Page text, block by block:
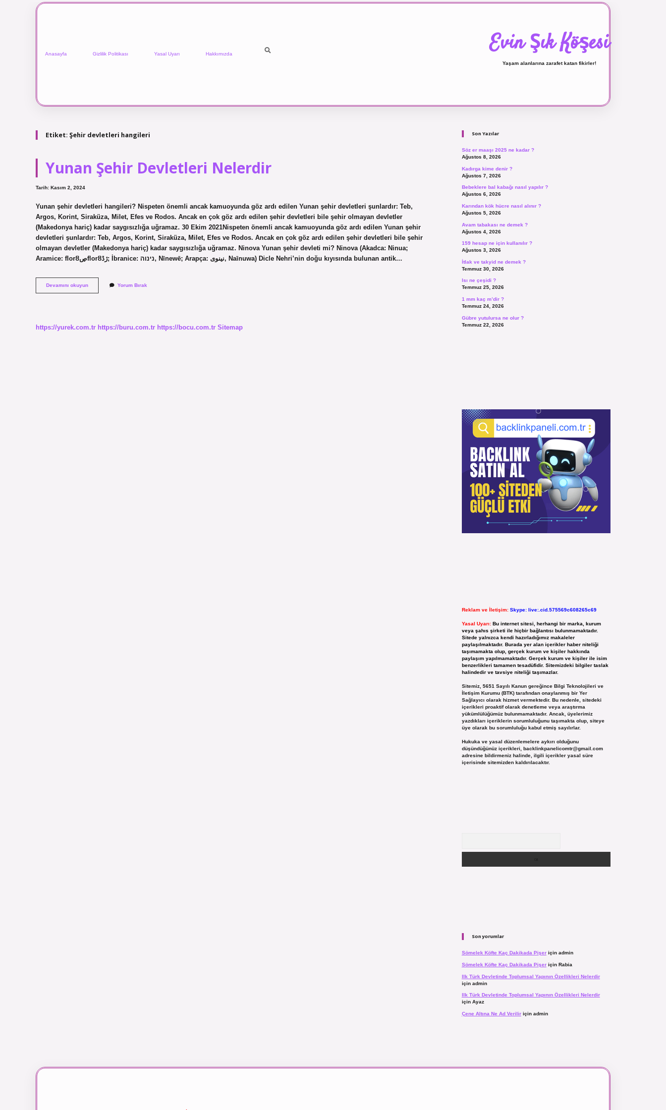
Anasayfa Gizlilik Politikası Yasal Uyarı Hakkımızda Evin Şık Köşesi
Yaşam alanlarına zarafet katan fikirler!
Etiket: Şehir devletleri hangileri
Yunan Şehir Devletleri Nelerdir
Tarih: Kasım 2, 2024
Yunan şehir devletleri hangileri? Nispeten önemli ancak kamuoyunda göz ardı edilen Yunan şehir devletleri şunlardır: Teb,
Argos, Korint, Siraküza, Milet, Efes ve Rodos. Ancak en çok göz ardı edilen şehir devletleri bile şehir olmayan devletler
(Makedonya hariç) kadar saygısızlığa uğramaz. 30 Ekim 2021Nispeten önemli ancak kamuoyunda göz ardı edilen Yunan şehir
devletleri şunlardır: Teb, Argos, Korint, Siraküza, Milet, Efes ve Rodos. Ancak en çok göz ardı edilen şehir devletleri bile şehir
olmayan devletler (Makedonya hariç) kadar saygısızlığa uğramaz. Ninova Yunan şehir devleti mi? Ninova (Akadca: Ninua;
Aramice: florȢڝflorȢژڐ; İbranice: נינוה, Nīnewē; Arapça: نينوى, Naīnuwa) Dicle Nehri’nin doğu kıyısında bulunan antik…
Devamını okuyunYunan
Şehir
Yorum Bırak
https://yurek.com.tr https://buru.com.tr https://bocu.com.tr Sitemap
Son Yazılar
Söz er maaşı 2025 ne kadar ?
Ağustos 8, 2026
Kadırga kime denir ?
Ağustos 7, 2026
Bebeklere bal kabağı nasıl yapılır ?
Ağustos 6, 2026
Karından kök hücre nasıl alınır ?
Ağustos 5, 2026
Avam tabakası ne demek ?
Ağustos 4, 2026
159 hesap ne için kullanılır ?
Ağustos 3, 2026
İtlak ve takyid ne demek ?
Temmuz 30, 2026
Isı ne çeşidi ?
Temmuz 25, 2026
1 mm kaç m’dir ?
Temmuz 24, 2026
Gübre yutulursa ne olur ?
Temmuz 22, 2026
Reklam ve İletişim: Skype: live:.cid.575569c608265c69
Yasal Uyarı: Bu internet sitesi, herhangi bir marka, kurum
veya şahıs şirketi ile hiçbir bağlantısı bulunmamaktadır.
Sitede yalnızca kendi hazırladığımız makaleler
paylaşılmaktadır. Burada yer alan içerikler haber niteliği
taşımamakta olup, gerçek kurum ve kişiler hakkında
paylaşım yapılmamaktadır. Gerçek kurum ve kişiler ile isim
benzerlikleri tamamen tesadüfidir. Sitemizdeki bilgiler taslak
halindedir ve tavsiye niteliği taşımazlar.
Sitemiz, 5651 Sayılı Kanun gereğince Bilgi Teknolojileri ve
İletişim Kurumu (BTK) tarafından onaylanmış bir Yer
Sağlayıcı olarak hizmet vermektedir. Bu nedenle, sitedeki
içerikleri proaktif olarak denetleme veya araştırma
yükümlülüğümüz bulunmamaktadır. Ancak, üyelerimiz
yazdıkları içeriklerin sorumluluğunu taşımakta olup, siteye
üye olarak bu sorumluluğu kabul etmiş sayılırlar.
Hukuka ve yasal düzenlemelere aykırı olduğunu
düşündüğünüz içerikleri, backlinkpanelicomtr@gmail.com
adresine bildirmeniz halinde, ilgili içerikler yasal süre
içerisinde sitemizden kaldırılacaktır.
Son yorumlar
Sömelek Köfte Kaç Dakikada Pişeriçin admin
Sömelek Köfte Kaç Dakikada Pişeriçin Rabia
Ilk Türk Devletinde Toplumsal Yapının Özellikleri Nelerdir
için admin
Ilk Türk Devletinde Toplumsal Yapının Özellikleri Nelerdir
için Ayaz
Çene Altına Ne Ad Veriliriçin admin